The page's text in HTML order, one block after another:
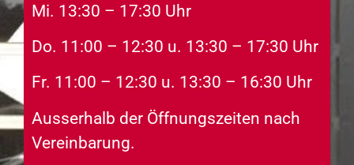
Mi. 13:30 – 17:30 Uhr
Do. 11:00 – 12:30 u. 13:30 – 17:30 Uhr
Fr. 11:00 – 12:30 u. 13:30 – 16:30 Uhr
Ausserhalb der Öffnungszeiten nach
Vereinbarung.